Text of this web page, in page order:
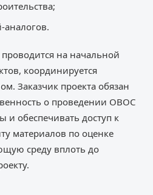
на начальной
координируется
Заказчик проекта обязан
о проведении ОВОС
и обеспечивать доступ к
материалов по оценке
среду вплоть до